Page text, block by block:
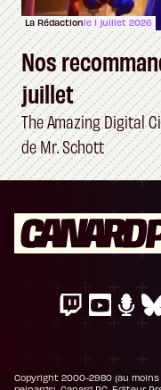
La Rédactionle 1 juillet 2026
Nos
juillet
The Amazing Digital
de Mr. Schott
Copyright 2000-2980 (au